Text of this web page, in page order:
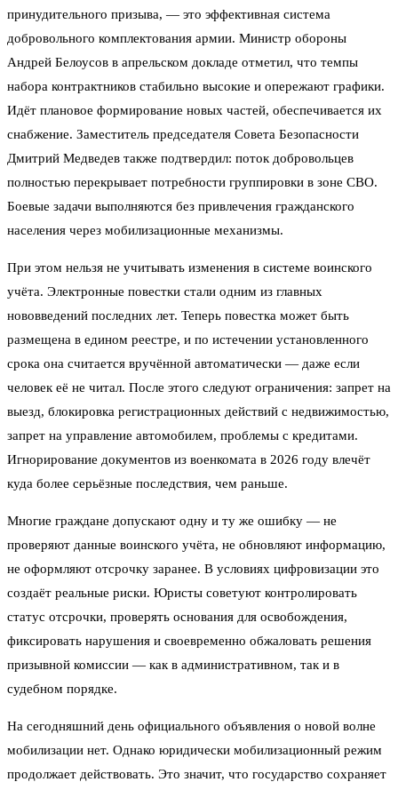
принудительного призыва, — это эффективная система
добровольного комплектования армии. Министр обороны
Андрей Белоусов в апрельском докладе отметил, что темпы
набора контрактников стабильно высокие и опережают графики.
Идёт плановое формирование новых частей, обеспечивается их
снабжение. Заместитель председателя Совета Безопасности
Дмитрий Медведев также подтвердил: поток добровольцев
полностью перекрывает потребности группировки в зоне СВО.
Боевые задачи выполняются без привлечения гражданского
населения через мобилизационные механизмы.
При этом нельзя не учитывать изменения в системе воинского
учёта. Электронные повестки стали одним из главных
нововведений последних лет. Теперь повестка может быть
размещена в едином реестре, и по истечении установленного
срока она считается вручённой автоматически — даже если
человек её не читал. После этого следуют ограничения: запрет на
выезд, блокировка регистрационных действий с недвижимостью,
запрет на управление автомобилем, проблемы с кредитами.
Игнорирование документов из военкомата в 2026 году влечёт
куда более серьёзные последствия, чем раньше.
Многие граждане допускают одну и ту же ошибку — не
проверяют данные воинского учёта, не обновляют информацию,
не оформляют отсрочку заранее. В условиях цифровизации это
создаёт реальные риски. Юристы советуют контролировать
статус отсрочки, проверять основания для освобождения,
фиксировать нарушения и своевременно обжаловать решения
призывной комиссии — как в административном, так и в
судебном порядке.
На сегодняшний день официального объявления о новой волне
мобилизации нет. Однако юридически мобилизационный режим
продолжает действовать. Это значит, что государство сохраняет